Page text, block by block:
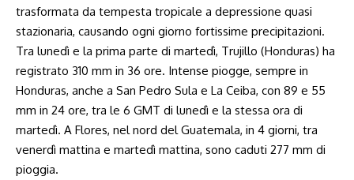
trasformata da tempesta tropicale a depressione quasi
stazionaria, causando ogni giorno fortissime precipitazioni.
Tra lunedì e la prima parte di martedì, Trujillo (Honduras) ha
registrato 310 mm in 36 ore. Intense piogge, sempre in
Honduras, anche a San Pedro Sula e La Ceiba, con 89 e 55
mm in 24 ore, tra le 6 GMT di lunedì e la stessa ora di
martedì. A Flores, nel nord del Guatemala, in 4 giorni, tra
venerdì mattina e martedì mattina, sono caduti 277 mm di
pioggia.